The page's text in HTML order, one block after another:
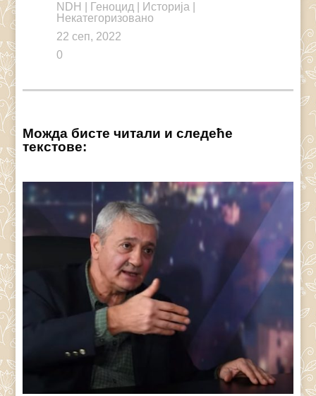
NDH Геноцид| Историја|
Некатегоризовано
22 сеп, 2022
0
Можда бисте читали и следеће
текстове: